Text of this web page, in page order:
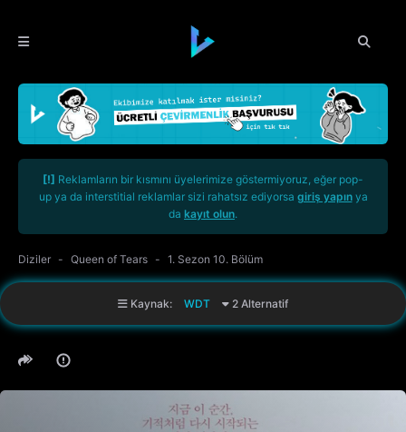
[!] Reklamların bir kısmını üyelerimize göstermiyoruz, eğer pop-
up ya da interstitial reklamlar sizi rahatsız ediyorsa giriş yapınya
da kayıt olun.
Diziler Queen of Tears 1. Sezon 10. Bölüm
Kaynak: WDT 2 Alternatif